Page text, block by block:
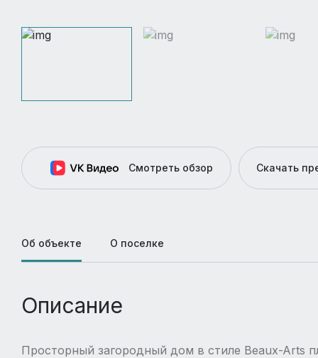
Смотреть обзор Скачать
Об объекте О поселке
Описание
Просторный загородный дом в стиле Beaux-Arts